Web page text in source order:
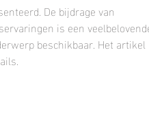
De bijdrage van
is een
beschikbaar. Het artikel